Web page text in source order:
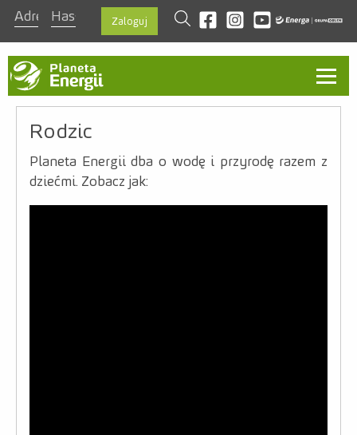
Zaloguj
szukajOdwiedź nas na facebook
Odwiedź nas na instagram
Odwiedź nas na
O programie
Ambasadorzy
Rodzic
Planeta Energii dba o wodę i przyrodę razem z
dziećmi. Zobacz jak: